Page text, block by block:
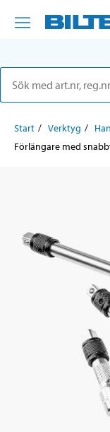
Start Verktyg
Förlängare med